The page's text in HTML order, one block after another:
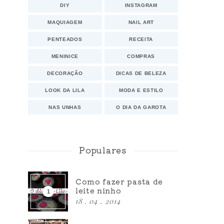
DIY INSTAGRAM
MAQUIAGEM NAIL ART
PENTEADOS RECEITA
MENINICE COMPRAS
DECORAÇÃO DICAS DE BELEZA
LOOK DA LILA MODA E ESTILO
NAS UNHAS O DIA DA GAROTA
Populares
Como fazer pasta de
leite ninho
18 . 04 . 2014